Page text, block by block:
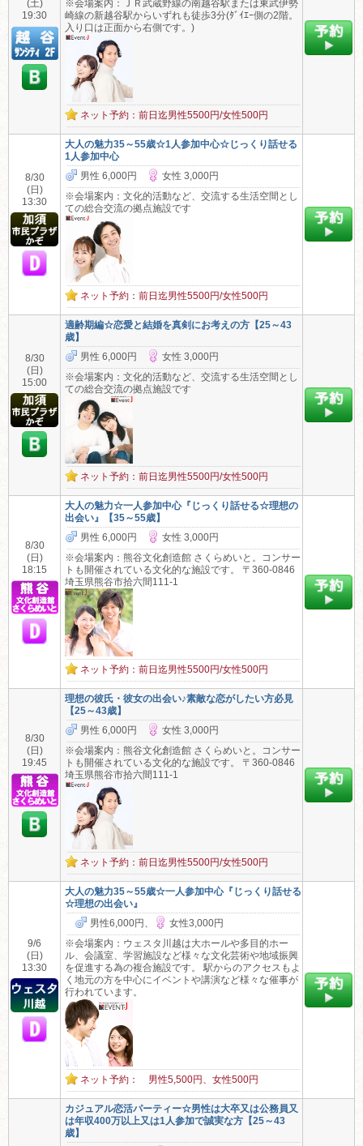
(土)
19:30
※会場案内：ＪＲ武蔵野線の南越谷駅または東武伊勢
崎線の新越谷駅からいずれも徒歩3分(ﾀﾞｲｴｰ側の2階。
入り口は正面から右側です。)
ネット予約：前日迄男性5500円/女性500円
8/30
(日)
13:30
大人の魅力35～55歳☆1人参加中心☆じっくり話せる
1人参加中心
男性 6,000円
女性 3,000円
※会場案内：文化的活動など、交流する生活空間とし
ての総合交流の拠点施設です
ネット予約：前日迄男性5500円/女性500円
8/30
(日)
15:00
適齢期編☆恋愛と結婚を真剣にお考えの方【25～43
歳】
男性 6,000円
女性 3,000円
※会場案内：文化的活動など、交流する生活空間とし
ての総合交流の拠点施設です
ネット予約：前日迄男性5500円/女性500円
8/30
(日)
18:15
大人の魅力☆一人参加中心『じっくり話せる☆理想の
出会い』【35～55歳】
男性 6,000円
女性 3,000円
※会場案内：熊谷文化創造館 さくらめいと。コンサー
トも開催されている文化的な施設です。 〒360-0846
埼玉県熊谷市拾六間111-1
ネット予約：前日迄男性5500円/女性500円
8/30
(日)
19:45
理想の彼氏・彼女の出会い♪素敵な恋がしたい方必見
【25～43歳】
男性 6,000円
女性 3,000円
※会場案内：熊谷文化創造館 さくらめいと。コンサー
トも開催されている文化的な施設です。 〒360-0846
埼玉県熊谷市拾六間111-1
ネット予約：前日迄男性5500円/女性500円
9/6
(日)
13:30
大人の魅力35～55歳☆一人参加中心『じっくり話せる
☆理想の出会い』
男性6,000円、
女性3,000円
※会場案内：ウェスタ川越は大ホールや多目的ホー
ル、会議室、学習施設など様々な文化芸術や地域振興
を促進する為の複合施設です。 駅からのアクセスもよ
く地元の方を中心にイベントや講演など様々な催事が
行われています。
ネット予約： 男性5,500円、女性500円
カジュアル恋活パーティー☆男性は大卒又は公務員又
は年収400万以上又は1人参加で誠実な方【25～43
歳】